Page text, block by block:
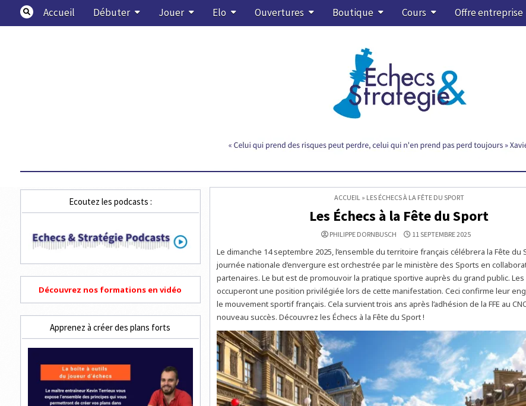
content
Accueil Débuter Jouer Elo Ouvertures Boutique Cours Offre entreprise
ACCUEIL» LES ÉCHECS À LA FÊTE DU SPORT
Les Échecs à la Fête du Sport
PHILIPPE DORNBUSCH 11 SEPTEMBRE 2025
Le dimanche 14 septembre 2025, l’ensemble du territoire français célébrera la Fête du
journée nationale d’envergure est orchestrée par le ministère des Sports en
partenaires. Le but est de promouvoir la pratique sportive auprès du grand public. Les
occuperont une position privilégiée lors de cette manifestation. Ceci confirme leur
le mouvement sportif français. Cela survient trois ans après l’adhésion de la FFE au
nouveau succès. Découvrez les Échecs à la Fête du Sport !
Ecoutez les podcasts :
Découvrez nos formations en vidéo
Apprenez à créer des plans forts